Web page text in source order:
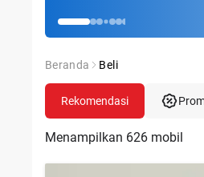
Beranda Beli
Rekomendasi
Menampilkan 626 mobil